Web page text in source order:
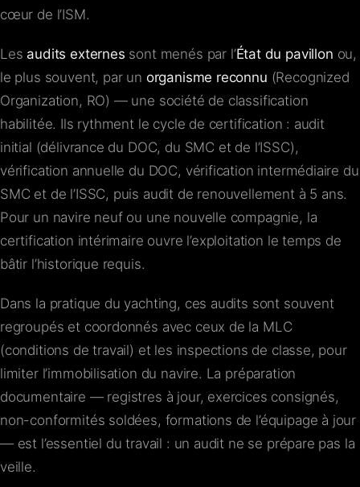
cœur de l’ISM.
Les audits externes sont menés par l’État du pavillon ou,
le plus souvent, par un organisme reconnu (Recognized
Organization, RO) — une société de classification
habilitée. Ils rythment le cycle de certification : audit
initial (délivrance du DOC, du SMC et de l’ISSC),
vérification annuelle du DOC, vérification intermédiaire du
SMC et de l’ISSC, puis audit de renouvellement à 5 ans.
Pour un navire neuf ou une nouvelle compagnie, la
certification intérimaire ouvre l’exploitation le temps de
bâtir l’historique requis.
Dans la pratique du yachting, ces audits sont souvent
regroupés et coordonnés avec ceux de la MLC
(conditions de travail) et les inspections de classe, pour
limiter l’immobilisation du navire. La préparation
documentaire — registres à jour, exercices consignés,
non-conformités soldées, formations de l’équipage à jour
— est l’essentiel du travail : un audit ne se prépare pas la
veille.